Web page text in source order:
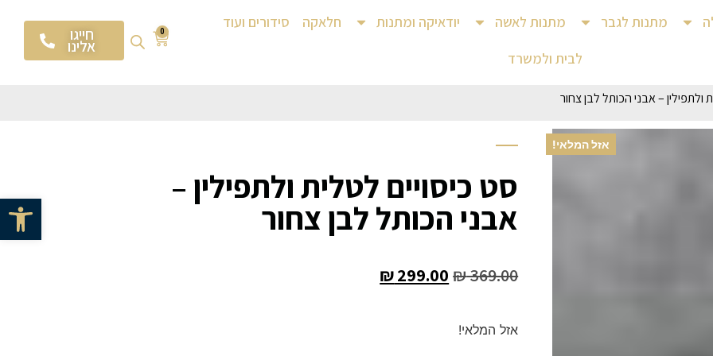
פתח
מתנות לגבר מתנות לאשה יודאיקה ומתנות חלאקה
סידורים ועוד
לבית ולמשרד
0 חייגו
אלינו
ולתפילין – אבני הכותל לבן צחור
אזל המלאי!
סט כיסויים לטלית ולתפילין –
אבני הכותל לבן צחור
₪369.00
₪299.00
אזל המלאי!